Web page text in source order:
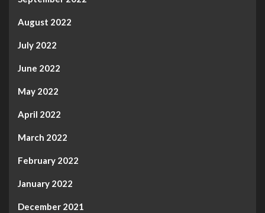
August 2022
July 2022
June 2022
May 2022
April 2022
March 2022
February 2022
January 2022
December 2021